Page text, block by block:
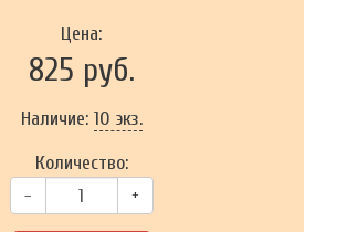
Цена:
825 руб.
Наличие: 10 экз.
Количество:
– +